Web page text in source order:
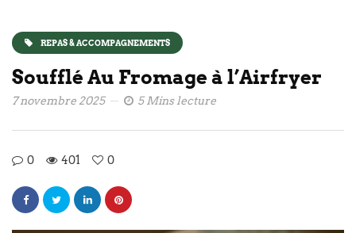
REPAS & ACCOMPAGNEMENTS
Soufflé Au Fromage à l’Airfryer
7 novembre 2025 5 Mins lecture
0 401 0